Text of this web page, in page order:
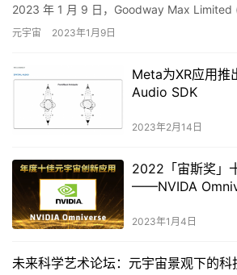
2023 年 1 月 9 日，Goodway Max Limited
250…
元宇宙 2023年1月9日
Meta为XR应用推
Audio SDK
2023年2月14日
2022「宙斯奖」
——NVIDA
2023年1月4日
未来科学艺术论坛：元宇宙景观下的科